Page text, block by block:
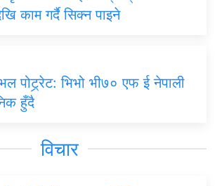
काम गर्दै सिक्न पाइने
पोट्र्रेट: भिभो भी७० एफ ई नेपाली
हुँदै
विचार